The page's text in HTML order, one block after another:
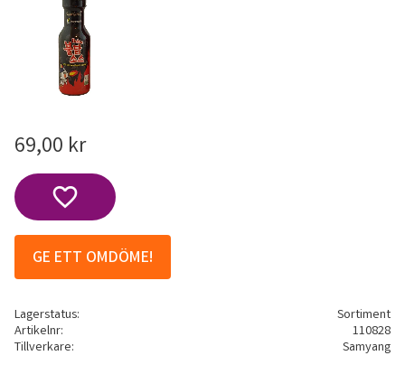
69,00 kr
Lägg till i favoriter
Lagerstatus
Sortiment
Artikelnr
110828
Tillverkare
Samyang
GE ETT OMDÖME!